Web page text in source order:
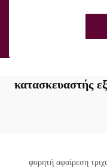
κατασκευαστής
φορητή αφαίρεση